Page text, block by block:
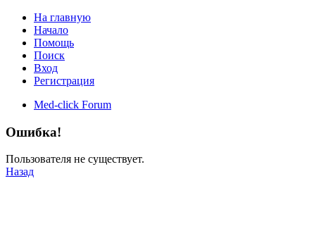
На главную
Начало
Помощь
Поиск
Вход
Регистрация
Med-click Forum
Ошибка!
Пользователя не существует.
Назад